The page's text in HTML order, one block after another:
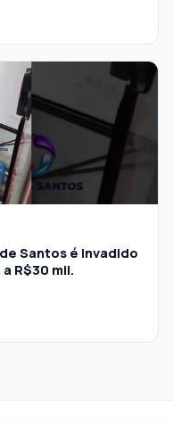
Santos é invadido
R$30 mil.